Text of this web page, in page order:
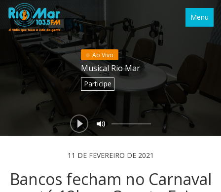
Menu
Ao Vivo
Musical Rio Mar
Participe
11 DE FEVEREIRO DE 2021
Bancos fecham no Carnaval